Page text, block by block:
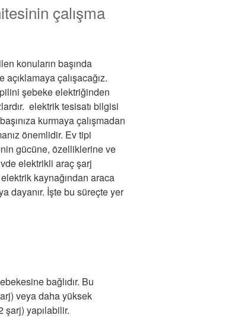
çalışma
konuların başında
çalışacağız.
şebeke elektriğinden
elektrik tesisatı bilgisi
kurmaya çalışmadan
önemlidir. Ev tipi
gücüne, özelliklerine ve
elektrikli araç şarj
kaynağından araca
dayanır. İşte bu süreçte yer
bağlıdır. Bu
veya daha yüksek
şarj) yapılabilir.